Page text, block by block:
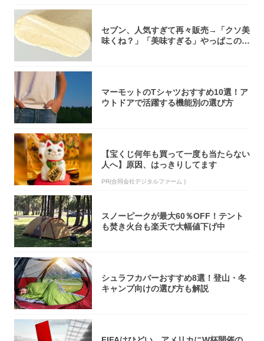
セブン、人気すぎて再々販売→「クソ美
味くね？」「美味すぎる」やっぱこのク
マーモットのTシャツおすすめ10選！ア
ウトドアで活躍する機能別の選び方
【宝くじ何年も買って一度も当たらない
人へ】原因、はっきりしてます
PR(合同会社デジタルファーム )
スノーピークが最大60％OFF！テント
も焚き火台も楽天で大幅値下げ中
シュラフカバーおすすめ8選！登山・冬
キャンプ向けの選び方も解説